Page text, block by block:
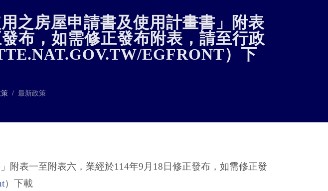
之房屋申請書及使用計畫書」附表
布，如需修正發布附表，請至行政
EGFRONT）下
最新政策
附表一至附表六，業經於114年9月18日修正發布，如需修正發
）下載